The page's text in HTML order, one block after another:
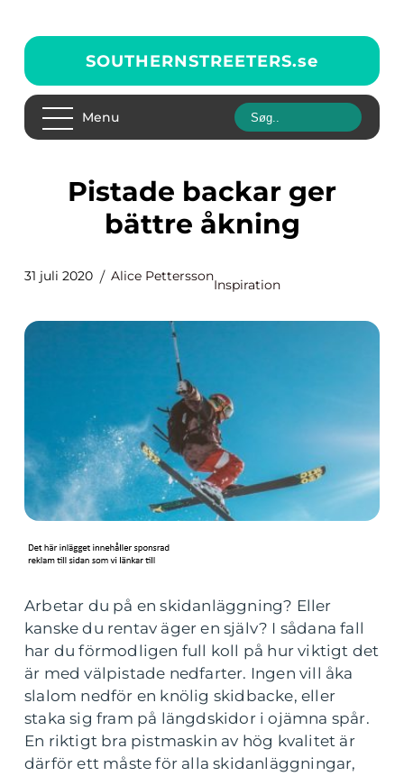
SOUTHERNSTREETERS.se
Menu
Pistade backar ger
bättre åkning
31 juli 2020 Alice Pettersson
Inspiration
Arbetar du på en skidanläggning? Eller
kanske du rentav äger en själv? I sådana fall
har du förmodligen full koll på hur viktigt det
är med välpistade nedfarter. Ingen vill åka
slalom nedför en knölig skidbacke, eller
staka sig fram på längdskidor i ojämna spår.
En riktigt bra pistmaskin av hög kvalitet är
därför ett måste för alla skidanläggningar,